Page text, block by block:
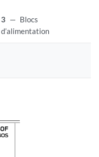
3 — Blocs
d’alimentation